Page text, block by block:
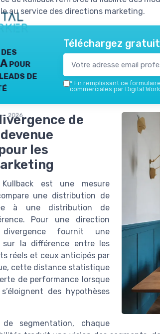
au service des directions marketing.
pour
de
— 2026
Téléchargez
* En remplissant ce
commerciales par Digital
de
les
est une mesure
une distribution de
à une distribution de
Pour une direction
fournit une
la différence entre les
réels et ceux anticipés par
cette distance statistique
de performance lorsque
des hypothèses
segmentation, chaque